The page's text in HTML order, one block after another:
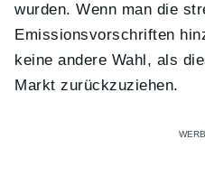
wurden. Wenn man die
Emissionsvorschriften
keine andere Wahl, als
Markt zurückzuziehen.